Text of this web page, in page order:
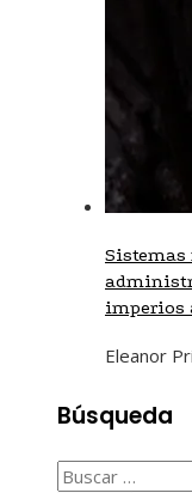
imperios
Eleanor
Búsqueda
Buscar: